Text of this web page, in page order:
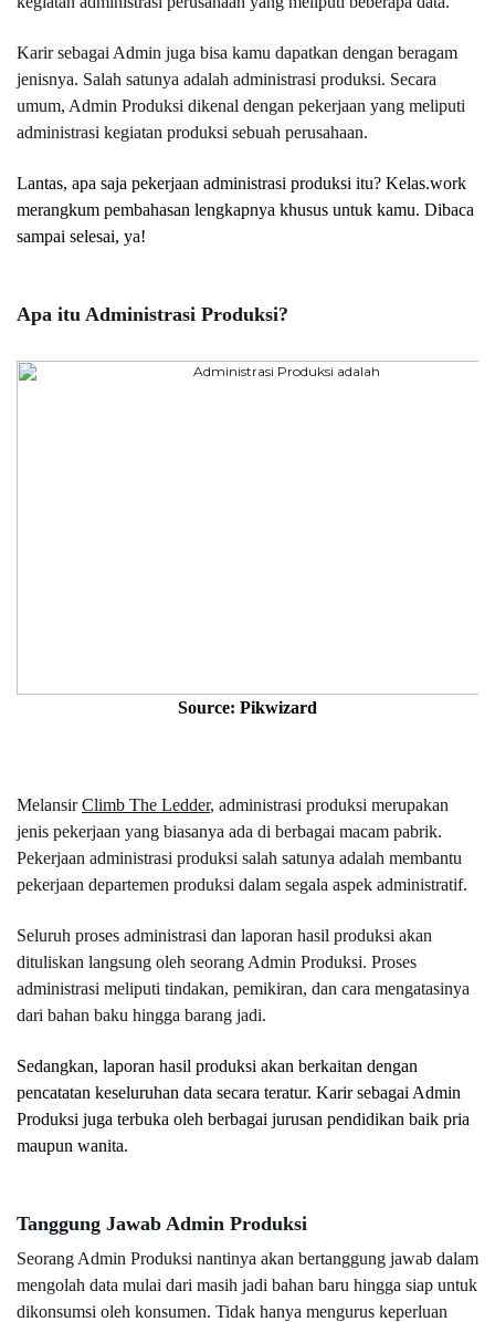
Karir sebagai Admin juga bisa kamu dapatkan dengan beragam
jenisnya. Salah satunya adalah administrasi produksi. Secara
umum, Admin Produksi dikenal dengan pekerjaan yang meliputi
administrasi kegiatan produksi sebuah perusahaan.
Lantas, apa saja pekerjaan administrasi produksi itu? Kelas.work
merangkum pembahasan lengkapnya khusus untuk kamu. Dibaca
sampai selesai, ya!
Apa itu Administrasi Produksi?
Source: Pikwizard
Melansir Climb The Ledder, administrasi produksi merupakan
jenis pekerjaan yang biasanya ada di berbagai macam pabrik.
Pekerjaan administrasi produksi salah satunya adalah membantu
pekerjaan departemen produksi dalam segala aspek administratif.
Seluruh proses administrasi dan laporan hasil produksi akan
dituliskan langsung oleh seorang Admin Produksi. Proses
administrasi meliputi tindakan, pemikiran, dan cara mengatasinya
dari bahan baku hingga barang jadi.
Sedangkan, laporan hasil produksi akan berkaitan dengan
pencatatan keseluruhan data secara teratur. Karir sebagai Admin
Produksi juga terbuka oleh berbagai jurusan pendidikan baik pria
maupun wanita.
Tanggung Jawab Admin Produksi
Seorang Admin Produksi nantinya akan bertanggung jawab dalam
mengolah data mulai dari masih jadi bahan baru hingga siap untuk
dikonsumsi oleh konsumen. Tidak hanya mengurus keperluan